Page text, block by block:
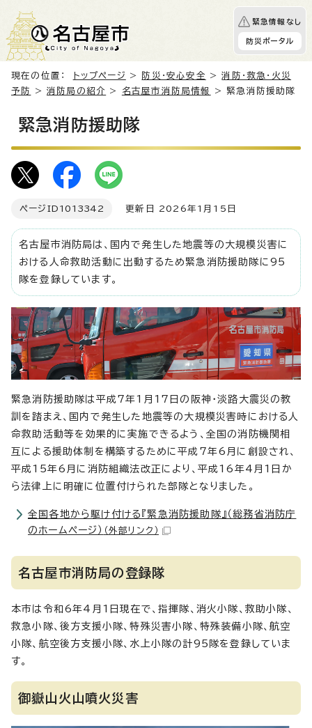
緊急情報なし
防災ポータル
現在の位置： トップページ > 防災・安心安全 >消防・救急・火災
予防
>消防局の紹介 > 名古屋市消防局情報 > 緊急消防援助隊
緊急消防援助隊
ページID 1013342 更新日 2026年1月15日
名古屋市消防局は、国内で発生した地震等の大規模災害に
おける人命救助活動に出動するため緊急消防援助隊に95
隊を登録しています。
緊急消防援助隊は平成7年1月17日の阪神・淡路大震災の教
訓を踏まえ、国内で発生した地震等の大規模災害時における人
命救助活動等を効果的に実施できるよう、全国の消防機関相
互による援助体制を構築するために平成7年6月に創設され、
平成15年6月に消防組織法改正により、平成16年4月1日か
ら法律上に明確に位置付けられた部隊となりました。
全国各地から駆け付ける『緊急消防援助隊』（総務省消防庁
のホームページ） （外部リンク）
名古屋市消防局の登録隊
本市は令和6年4月1日現在で、指揮隊、消火小隊、救助小隊、
救急小隊、後方支援小隊、特殊災害小隊、特殊装備小隊、航空
小隊、航空後方支援小隊、水上小隊の計95隊を登録していま
す。
御嶽山火山噴火災害